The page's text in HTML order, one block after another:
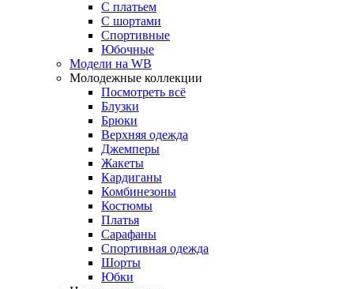
С платьем
С шортами
Спортивные
Юбочные
Модели на WB
Молодежные коллекции
Посмотреть всё
Блузки
Брюки
Верхняя одежда
Джемперы
Жакеты
Кардиганы
Комбинезоны
Костюмы
Платья
Сарафаны
Спортивная одежда
Шорты
Юбки